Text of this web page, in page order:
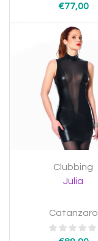
€77,00
Clubbing
Julia
Catanzaro